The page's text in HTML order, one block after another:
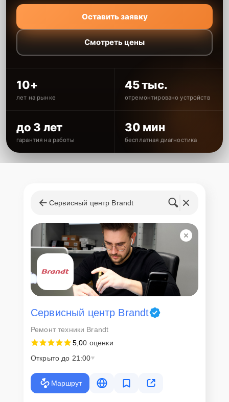
Оставить заявку
Смотреть цены
10+
лет на рынке
45 тыс.
отремонтировано устройств
до 3 лет
гарантия на работы
30 мин
бесплатная диагностика
Сервисный центр Brandt
Сервисный центр Brandt
Ремонт техники Brandt
5,00 оценки
Открыто до 21:00
Маршрут